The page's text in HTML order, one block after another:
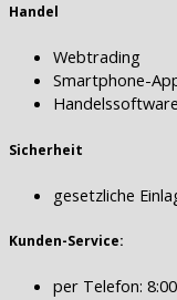
Handel
Webtrading
Smartphone-
Sicherheit
gesetzliche
Kunden-Service:
per Telefon: